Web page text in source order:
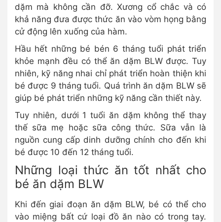
dặm mà không cần đỡ. Xương cổ chắc và có
khả năng đưa được thức ăn vào vòm họng bằng
cử động lên xuống của hàm.
Hầu hết những bé bén 6 tháng tuổi phát triển
khỏe mạnh đều có thể ăn dặm BLW được. Tuy
nhiên, kỹ năng nhai chỉ phát triển hoàn thiện khi
bé được 9 tháng tuổi. Quá trình ăn dặm BLW sẽ
giúp bé phát triển những kỹ năng cần thiết này.
Tuy nhiên, dưới 1 tuổi ăn dặm không thể thay
thế sữa mẹ hoặc sữa công thức. Sữa vẫn là
nguồn cung cấp dinh dưỡng chính cho đến khi
bé được 10 đến 12 tháng tuổi.
Những loại thức ăn tốt nhất cho
bé ăn dặm BLW
Khi đến giai đoạn ăn dặm BLW, bé có thể cho
vào miệng bất cứ loại đồ ăn nào có trong tay.